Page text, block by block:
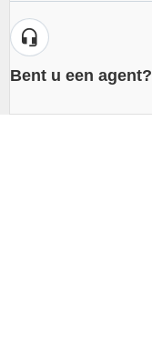
Bent u een agent?